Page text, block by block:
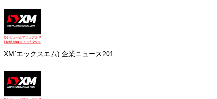
XM(エックスエム) 企業ニュース201…